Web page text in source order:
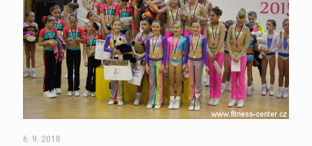
6. 9. 2018